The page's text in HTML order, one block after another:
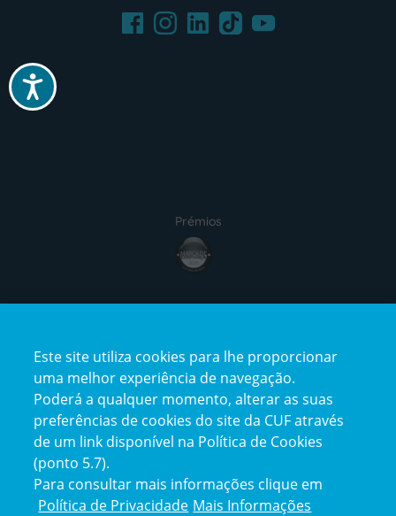
Acessibilidade
FacebookInstagramLinkedInTikTokYoutube
Prémios
Reclamações
e
Este site utiliza cookies para lhe proporcionar
uma melhor experiência de navegação.
Poderá a qualquer momento, alterar as suas
preferências de cookies do site da CUF através
de um link disponível na Política de Cookies
(ponto 5.7).
Para consultar mais informações clique em
Política de Privacidade Mais Informações